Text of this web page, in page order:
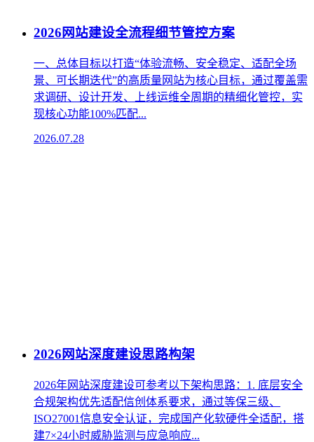
2026网站建设全流程细节管控方案
一、总体目标以打造“体验流畅、安全稳定、适配全场
景、可长期迭代”的高质量网站为核心目标，通过覆盖需
求调研、设计开发、上线运维全周期的精细化管控，实
现核心功能100%匹配...
2026.07.28
2026网站深度建设思路构架
2026年网站深度建设可参考以下架构思路：1. 底层安全
合规架构优先适配信创体系要求，通过等保三级、
ISO27001信息安全认证，完成国产化软硬件全适配，搭
建7×24小时威胁监测与应急响应...